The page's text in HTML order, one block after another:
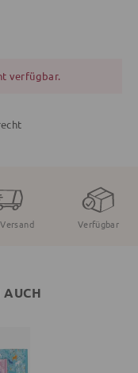
verfügbar.
Verfügbar